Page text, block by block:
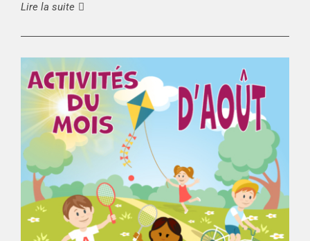
Lire la suite